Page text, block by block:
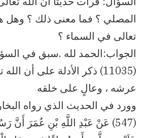
المصلي ؟ فما معنى ذلك ؟ وهل
تعالى في السماء ؟
(11035) ذكر الأدلة على أن
عرشه ، وعالٍ على خلقه
(547) عَنْ عَبْدِ اللَّهِ بْنِ عُمَرَ أَنَّ